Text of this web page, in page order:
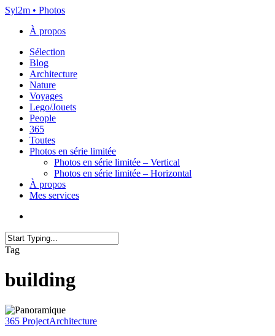
Skip
main
Syl2m • Photos
À propos
Menu
Sélection
Blog
Architecture
Nature
Voyages
Lego/Jouets
People
365
Toutes
Photos en série limitée
Photos en série limitée – Vertical
Photos en série limitée – Horizontal
À propos
Mes services
Close
Tag
building
Projet
365
365 ProjectArchitecture